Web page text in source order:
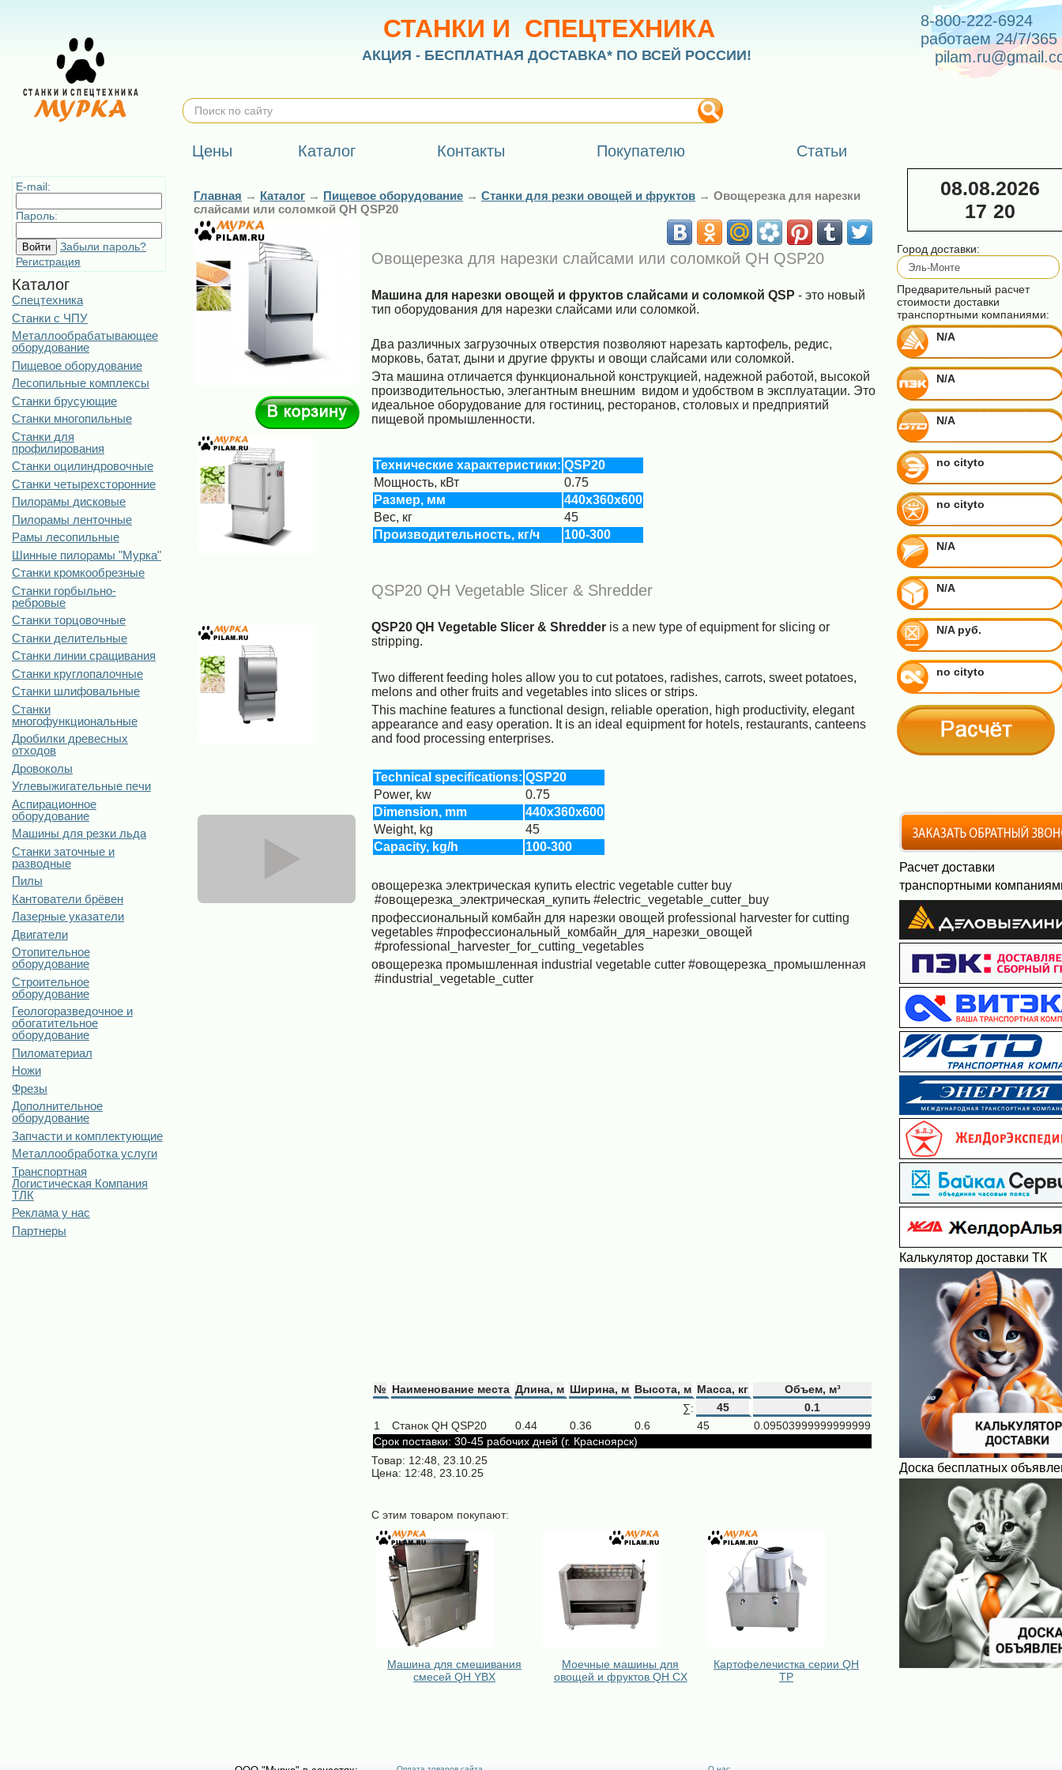
СТАНКИ И СПЕЦТЕХНИКА
АКЦИЯ - БЕСПЛАТНАЯ ДОСТАВКА* ПО ВСЕЙ РОССИИ!
8-800-222-6924
работаем 24/7/365
Цены Каталог Контакты Покупателю Статьи
E-mail:
Пароль:
Забыли пароль?
Регистрация
Каталог
Спецтехника
Станки с ЧПУ
Металлообрабатывающее
оборудование
Пищевое оборудование
Лесопильные комплексы
Станки брусующие
Станки многопильные
Станки для
профилирования
Станки оцилиндровочные
Станки четырехсторонние
Пилорамы дисковые
Пилорамы ленточные
Рамы лесопильные
Шинные пилорамы "Мурка"
Станки кромкообрезные
Станки горбыльно-
ребровые
Станки торцовочные
Станки делительные
Станки линии сращивания
Станки круглопалочные
Станки шлифовальные
Станки
многофункциональные
Дробилки древесных
отходов
Дровоколы
Углевыжигательные печи
Аспирационное
оборудование
Машины для резки льда
Станки заточные и
разводные
Пилы
Кантователи брёвен
Лазерные указатели
Двигатели
Отопительное
оборудование
Строительное
оборудование
Геологоразведочное и
обогатительное
оборудование
Пиломатериал
Ножи
Фрезы
Дополнительное
оборудование
Запчасти и комплектующие
Металлообработка услуги
Транспортная
Логистическая Компания
ТЛК
Реклама у нас
Партнеры
Главная → Каталог → Пищевое оборудование → Станки для резки овощей и фруктов → Овощерезка для нарезки
слайсами или соломкой QH QSP20
В корзину
Овощерезка для нарезки слайсами или соломкой QH QSP20
Машина для нарезки овощей и фруктов слайсами и соломкой QSP - это новый
тип оборудования для нарезки слайсами или соломкой.
Два различных загрузочных отверстия позволяют нарезать картофель, редис,
морковь, батат, дыни и другие фрукты и овощи слайсами или соломкой.
Эта машина отличается функциональной конструкцией, надежной работой, высокой
производительностью, элегантным внешним видом и удобством в эксплуатации. Это
идеальное оборудование для гостиниц, ресторанов, столовых и предприятий
пищевой промышленности.
Технические характеристики: QSP20
Мощность, кВт
0.75
Размер, мм
440x360x600
Вес, кг
45
Производительность, кг/ч
100-300
QSP20 QH Vegetable Slicer & Shredder
QSP20 QH Vegetable Slicer & Shredder is a new type of equipment for slicing or
stripping.
Two different feeding holes allow you to cut potatoes, radishes, carrots, sweet potatoes,
melons and other fruits and vegetables into slices or strips.
This machine features a functional design, reliable operation, high productivity, elegant
appearance and easy operation. It is an ideal equipment for hotels, restaurants, canteens
and food processing enterprises.
Technical specifications: QSP20
Power, kw
0.75
Dimension, mm
440x360x600
Weight, kg
45
Capacity, kg/h
100-300
овощерезка электрическая купить electric vegetable cutter buy
#овощерезка_электрическая_купить #electric_vegetable_cutter_buy
профессиональный комбайн для нарезки овощей professional harvester for cutting
vegetables #профессиональный_комбайн_для_нарезки_овощей
#professional_harvester_for_cutting_vegetables
овощерезка промышленная industrial vegetable cutter #овощерезка_промышленная
#industrial_vegetable_cutter
№ Наименование места Длина, м Ширина, м Высота, м Масса, кг
Объем, м³
∑:
45
0.1
1
Станок QH QSP20 0.44 0.36 0.6 45
0.09503999999999999
Срок поставки: 30-45 рабочих дней (г. Красноярск)
Товар: 12:48, 23.10.25
Цена: 12:48, 23.10.25
С этим товаром покупают:
Машина для смешивания
смесей QH YBX
Моечные машины для
овощей и фруктов QH CX
Картофелечистка серии QH
TP
08.08.2026
17 20
Город доставки:
Предварительный расчет
стоимости доставки
транспортными компаниями:
N/A
N/A
N/A
no cityto
no cityto
N/A
N/A
N/A руб.
no cityto
Расчет доставки
транспортными
Калькулятор доставки ТК
Доска бесплатных